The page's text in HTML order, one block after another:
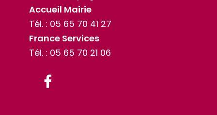
Accueil Mairie
Tél. : 05 65 70 41 27
France Services
Tél. : 05 65 70 21 06